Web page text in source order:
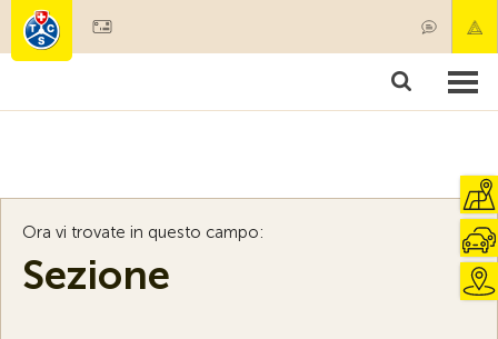
Societariato & prestazioni
Ora vi trovate in questo campo:
Sezione